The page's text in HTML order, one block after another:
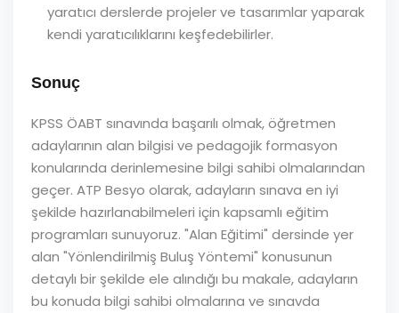
yaratıcı derslerde projeler ve tasarımlar yaparak
kendi yaratıcılıklarını keşfedebilirler.
Sonuç
KPSS ÖABT sınavında başarılı olmak, öğretmen
adaylarının alan bilgisi ve pedagojik formasyon
konularında derinlemesine bilgi sahibi olmalarından
geçer. ATP Besyo olarak, adayların sınava en iyi
şekilde hazırlanabilmeleri için kapsamlı eğitim
programları sunuyoruz. "Alan Eğitimi" dersinde yer
alan "Yönlendirilmiş Buluş Yöntemi" konusunun
detaylı bir şekilde ele alındığı bu makale, adayların
bu konuda bilgi sahibi olmalarına ve sınavda